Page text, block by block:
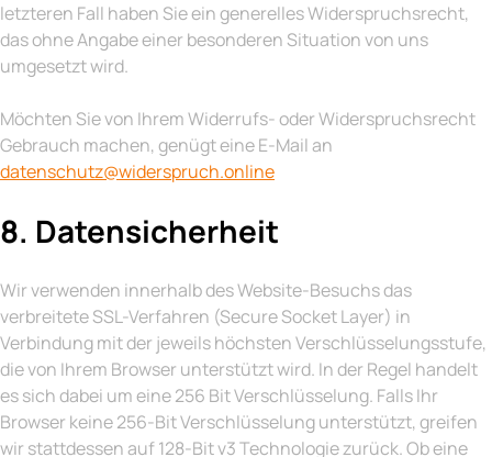
letzteren Fall haben Sie ein generelles Widerspruchsrecht,
das ohne Angabe einer besonderen Situation von uns
umgesetzt wird.
Möchten Sie von Ihrem Widerrufs- oder Widerspruchsrecht
Gebrauch machen, genügt eine E-Mail an
datenschutz@widerspruch.online
8. Datensicherheit
Wir verwenden innerhalb des Website-Besuchs das
verbreitete SSL-Verfahren (Secure Socket Layer) in
Verbindung mit der jeweils höchsten Verschlüsselungsstufe,
die von Ihrem Browser unterstützt wird. In der Regel handelt
es sich dabei um eine 256 Bit Verschlüsselung. Falls Ihr
Browser keine 256-Bit Verschlüsselung unterstützt, greifen
wir stattdessen auf 128-Bit v3 Technologie zurück. Ob eine